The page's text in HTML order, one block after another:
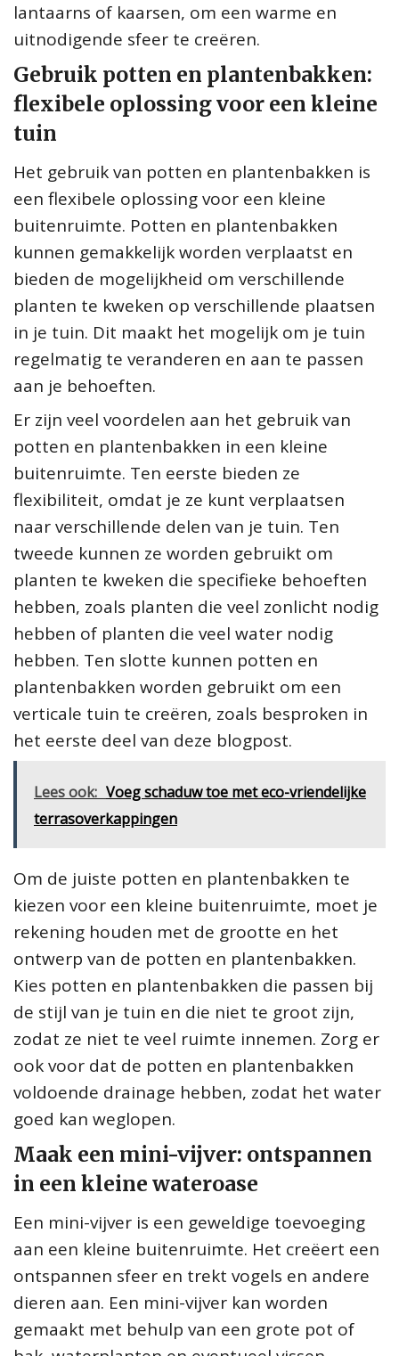
lantaarns of kaarsen, om een warme en
uitnodigende sfeer te creëren.
Gebruik potten en plantenbakken:
flexibele oplossing voor een kleine
tuin
Het gebruik van potten en plantenbakken is
een flexibele oplossing voor een kleine
buitenruimte. Potten en plantenbakken
kunnen gemakkelijk worden verplaatst en
bieden de mogelijkheid om verschillende
planten te kweken op verschillende plaatsen
in je tuin. Dit maakt het mogelijk om je tuin
regelmatig te veranderen en aan te passen
aan je behoeften.
Er zijn veel voordelen aan het gebruik van
potten en plantenbakken in een kleine
buitenruimte. Ten eerste bieden ze
flexibiliteit, omdat je ze kunt verplaatsen
naar verschillende delen van je tuin. Ten
tweede kunnen ze worden gebruikt om
planten te kweken die specifieke behoeften
hebben, zoals planten die veel zonlicht nodig
hebben of planten die veel water nodig
hebben. Ten slotte kunnen potten en
plantenbakken worden gebruikt om een
verticale tuin te creëren, zoals besproken in
het eerste deel van deze blogpost.
Lees ook: Voeg schaduw toe met eco-vriendelijke
terrasoverkappingen
Om de juiste potten en plantenbakken te
kiezen voor een kleine buitenruimte, moet je
rekening houden met de grootte en het
ontwerp van de potten en plantenbakken.
Kies potten en plantenbakken die passen bij
de stijl van je tuin en die niet te groot zijn,
zodat ze niet te veel ruimte innemen. Zorg er
ook voor dat de potten en plantenbakken
voldoende drainage hebben, zodat het water
goed kan weglopen.
Maak een mini-vijver: ontspannen
in een kleine wateroase
Een mini-vijver is een geweldige toevoeging
aan een kleine buitenruimte. Het creëert een
ontspannen sfeer en trekt vogels en andere
dieren aan. Een mini-vijver kan worden
gemaakt met behulp van een grote pot of